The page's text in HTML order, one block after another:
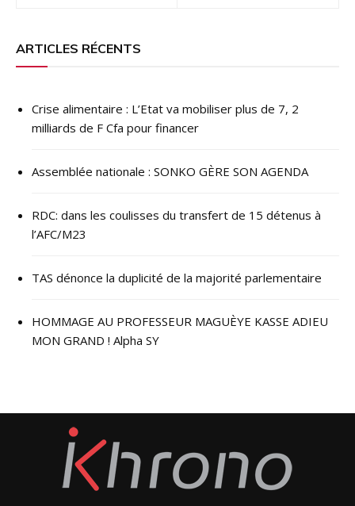
l’article
ARTICLES RÉCENTS
Crise alimentaire : L’Etat va mobiliser plus de 7, 2
milliards de F Cfa pour financer
Assemblée nationale : SONKO GÈRE SON AGENDA
RDC: dans les coulisses du transfert de 15 détenus à
l’AFC/M23
TAS dénonce la duplicité de la majorité parlementaire
HOMMAGE AU PROFESSEUR MAGUÈYE KASSE ADIEU
MON GRAND ! Alpha SY